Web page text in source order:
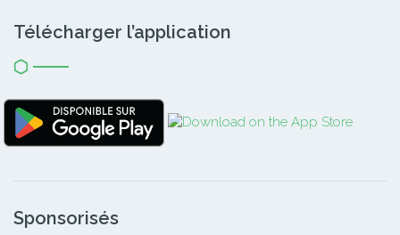
Télécharger l’application
Sponsorisés